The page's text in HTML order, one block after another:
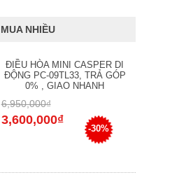
NHIỀU
ĐIỀU HÒA MINI CASPER DI
ĐỘNG PC-09TL33, TRẢ GÓP
0% , GIAO NHANH
6,950,000₫
3,600,000₫
-30%